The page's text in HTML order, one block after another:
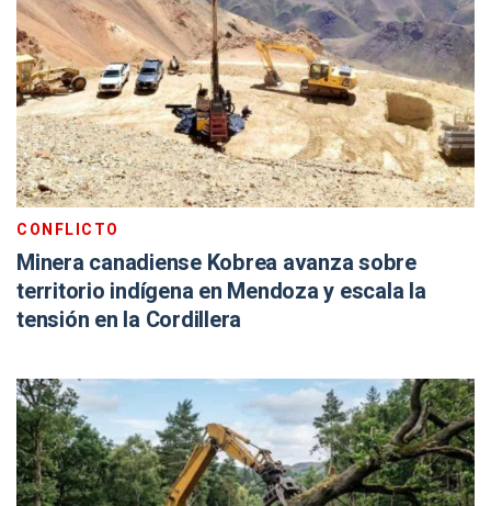
CONFLICTO
Minera canadiense Kobrea avanza sobre
territorio indígena en Mendoza y escala la
tensión en la Cordillera